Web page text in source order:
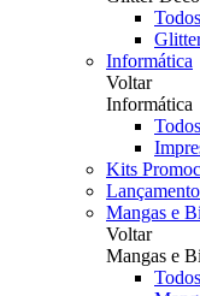
Informática
Voltar
Informática
Kits
Mangas e
Voltar
Mangas e